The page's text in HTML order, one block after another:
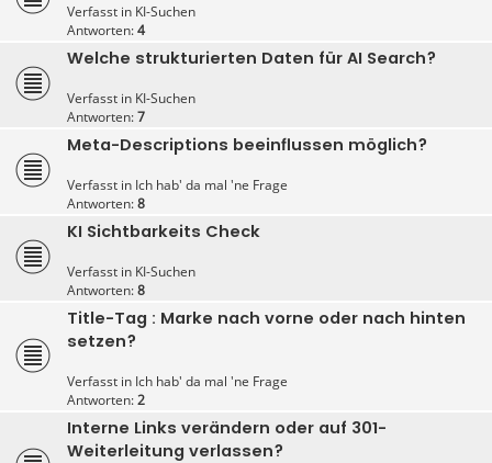
Verfasst in KI-Suchen
Antworten:4
Welche strukturierten Daten für AI Search?
Verfasst in KI-Suchen
Antworten:7
Meta-Descriptions beeinflussen möglich?
Verfasst in Ich hab' da mal 'ne Frage
Antworten:8
KI Sichtbarkeits Check
Verfasst in KI-Suchen
Antworten:8
Title-Tag : Marke nach vorne oder nach hinten
setzen?
Verfasst in Ich hab' da mal 'ne Frage
Antworten:2
Interne Links verändern oder auf 301-
Weiterleitung verlassen?